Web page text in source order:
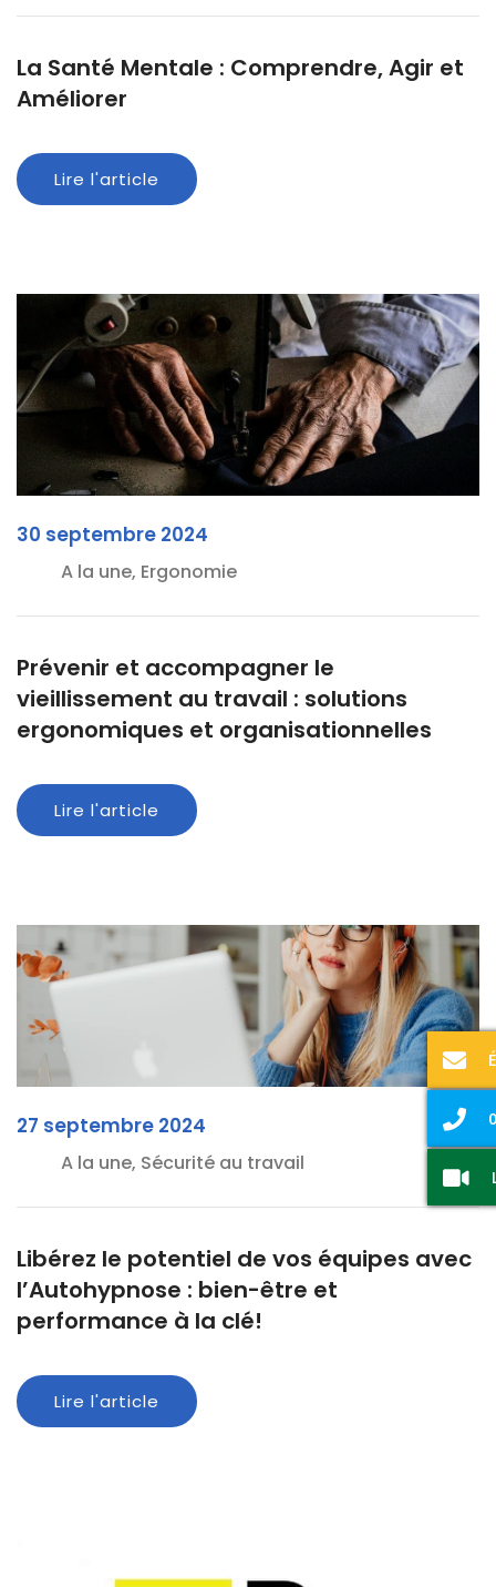
La Santé Mentale : Comprendre, Agir et
Améliorer
Lire l'article
30 septembre 2024
A la une, Ergonomie
Prévenir et accompagner le
vieillissement au travail : solutions
ergonomiques et organisationnelles
Lire l'article
27 septembre 2024
A la une, Sécurité au travail
Libérez le potentiel de vos équipes avec
l’Autohypnose : bien-être et
performance à la clé!
Lire l'article